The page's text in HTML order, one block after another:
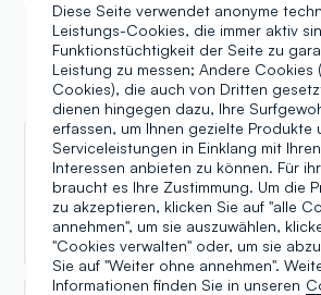
Bewertungen
Vimon Zonier
27.02.2026
Merci pour tout❤️
Diese Seite verwendet anonyme
Leistungs-Cookies, die immer aktiv
Funktionstüchtigkeit der Seite zu
Leistung zu messen; Andere Cookies
Cookies), die auch von Dritten
dienen hingegen dazu, Ihre
erfassen, um Ihnen gezielte Produkte
Serviceleistungen in Einklang mit
Interessen anbieten zu können. Für
braucht es Ihre Zustimmung. Um die
zu akzeptieren, klicken Sie auf "alle
annehmen", um sie auszuwählen,
"Cookies verwalten" oder, um sie
Sie auf "Weiter ohne annehmen".
Informationen finden Sie in unseren